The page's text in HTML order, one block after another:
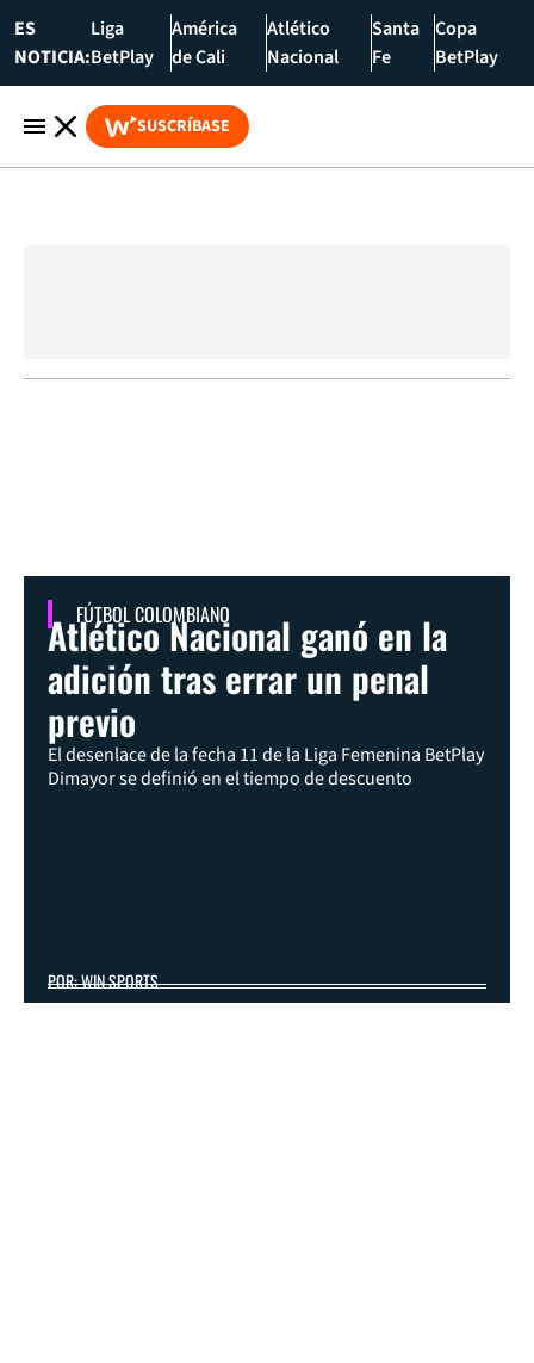
ES
NOTICIA:
Liga
BetPlay
América
de Cali
Atlético
Nacional
Santa
Fe
Copa
BetPlay
SUSCRÍBASE
FÚTBOL COLOMBIANO
Atlético Nacional ganó en la
adición tras errar un penal
previo
El desenlace de la fecha 11 de la Liga Femenina BetPlay
Dimayor se definió en el tiempo de descuento
POR: WIN SPORTS